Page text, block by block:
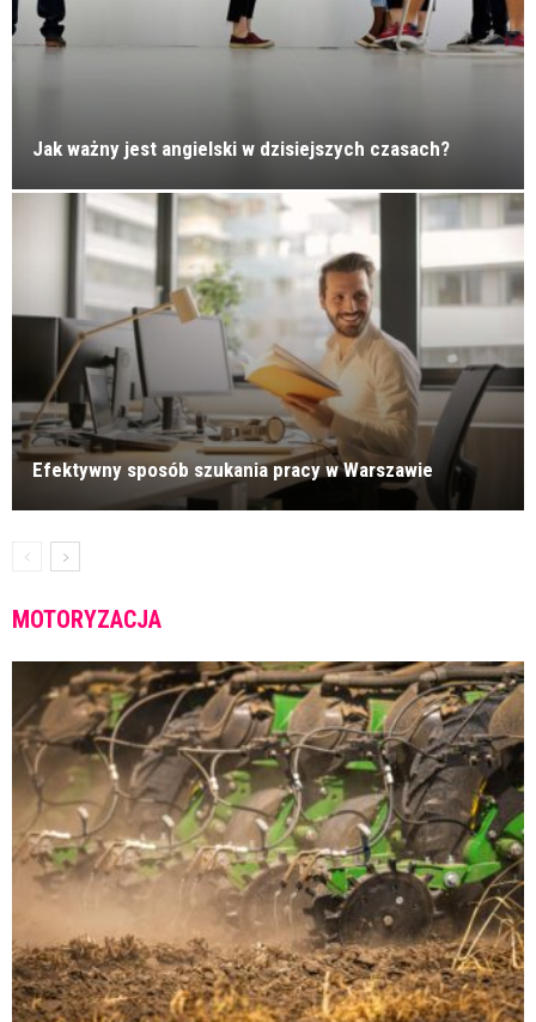
Jak ważny jest angielski w dzisiejszych czasach?
Efektywny sposób szukania pracy w Warszawie
MOTORYZACJA